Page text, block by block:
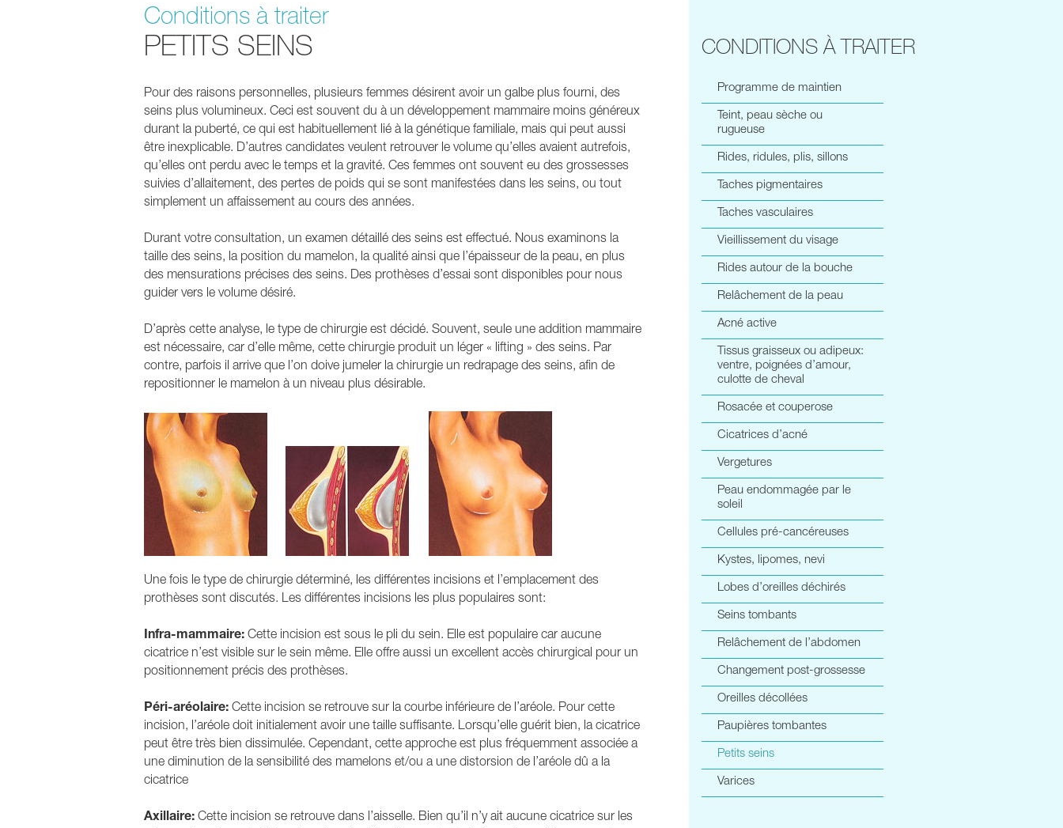
Conditions à traiter
PETITS SEINS
Pour des raisons personnelles, plusieurs femmes désirent avoir un galbe plus fourni, des
seins plus volumineux. Ceci est souvent du à un développement mammaire moins généreux
durant la puberté, ce qui est habituellement lié à la génétique familiale, mais qui peut aussi
être inexplicable. D’autres candidates veulent retrouver le volume qu’elles avaient autrefois,
qu’elles ont perdu avec le temps et la gravité. Ces femmes ont souvent eu des grossesses
suivies d’allaitement, des pertes de poids qui se sont manifestées dans les seins, ou tout
simplement un affaissement au cours des années.
Durant votre consultation, un examen détaillé des seins est effectué. Nous examinons la
taille des seins, la position du mamelon, la qualité ainsi que l’épaisseur de la peau, en plus
des mensurations précises des seins. Des prothèses d’essai sont disponibles pour nous
guider vers le volume désiré.
D’après cette analyse, le type de chirurgie est décidé. Souvent, seule une addition mammaire
est nécessaire, car d’elle même, cette chirurgie produit un léger « lifting » des seins. Par
contre, parfois il arrive que l’on doive jumeler la chirurgie un redrapage des seins, afin de
repositionner le mamelon à un niveau plus désirable.
Une fois le type de chirurgie déterminé, les différentes incisions et l’emplacement des
prothèses sont discutés. Les différentes incisions les plus populaires sont:
Infra-mammaire: Cette incision est sous le pli du sein. Elle est populaire car aucune
cicatrice n’est visible sur le sein même. Elle offre aussi un excellent accès chirurgical pour un
positionnement précis des prothèses.
Péri-aréolaire: Cette incision se retrouve sur la courbe inférieure de l’aréole. Pour cette
incision, l’aréole doit initialement avoir une taille suffisante. Lorsqu’elle guérit bien, la cicatrice
peut être très bien dissimulée. Cependant, cette approche est plus fréquemment associée a
une diminution de la sensibilité des mamelons et/ou a une distorsion de l’aréole dû a la
cicatrice
Axillaire: Cette incision se retrouve dans l’aisselle. Bien qu’il n’y ait aucune cicatrice sur les
CONDITIONS À TRAITER
Programme de maintien
Teint, peau sèche ou
rugueuse
Rides, ridules, plis, sillons
Taches pigmentaires
Taches vasculaires
Vieillissement du visage
Rides autour de la bouche
Relâchement de la peau
Acné active
Tissus graisseux ou adipeux:
ventre, poignées d’amour,
culotte de cheval
Rosacée et couperose
Cicatrices d’acné
Vergetures
Peau endommagée par le
soleil
Cellules pré-cancéreuses
Kystes, lipomes, nevi
Lobes d’oreilles déchirés
Seins tombants
Relâchement de l’abdomen
Changement post-grossesse
Oreilles décollées
Paupières tombantes
Petits seins
Varices